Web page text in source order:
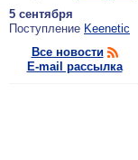
5 сентября
По­ступ­ле­ние Keenetic
Все новости
E-mail рассылка